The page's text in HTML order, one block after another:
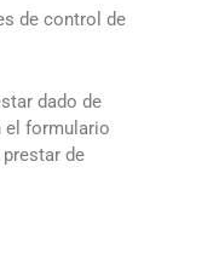
de control de
dado de
el formulario
de